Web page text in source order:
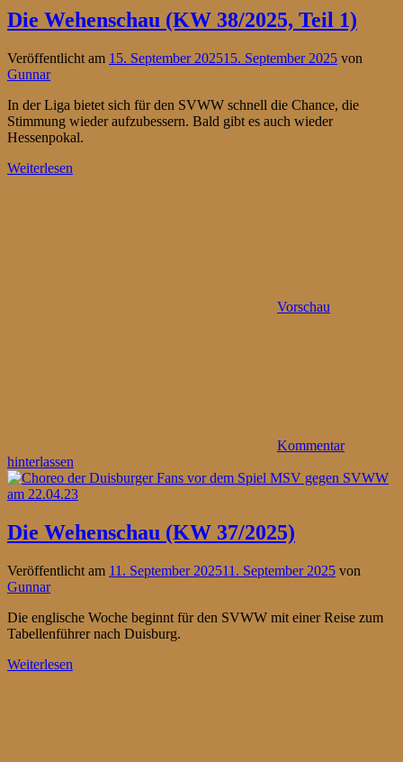
Die Wehenschau (KW 38/2025, Teil 1)
Veröffentlicht am 15. September 202515. September 2025 von
Gunnar
In der Liga bietet sich für den SVWW schnell die Chance, die
Stimmung wieder aufzubessern. Bald gibt es auch wieder
Hessenpokal.
Weiterlesen
Vorschau
Kommentar
hinterlassen
Die Wehenschau (KW 37/2025)
Veröffentlicht am 11. September 202511. September 2025 von
Gunnar
Die englische Woche beginnt für den SVWW mit einer Reise zum
Tabellenführer nach Duisburg.
Weiterlesen